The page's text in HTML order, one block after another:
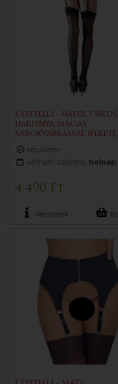
Cottelli - hátul csíkos
harisnya magas
sarokvarrással (fekete)
készleten
várható szállítás: holnap
4 490 Ft
Részletek